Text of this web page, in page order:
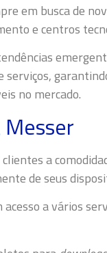
em busca de
e centros
no mercado.
a
de seus
a vários